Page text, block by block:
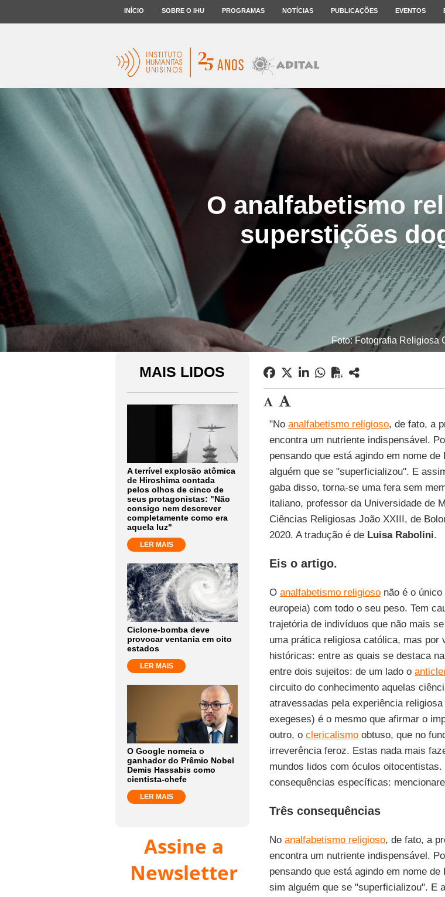
INÍCIO SOBRE O IHU PROGRAMAS NOTÍCIAS PUBLICAÇÕES EVENTOS
O analfabetismo
superstições
Foto: Fotografia Religiosa
MAIS LIDOS
A terrível explosão atômica
de Hiroshima contada
pelos olhos de cinco de
seus protagonistas: "Não
consigo nem descrever
completamente como era
aquela luz"
LER MAIS
Ciclone-bomba deve
provocar ventania em oito
estados
LER MAIS
O Google nomeia o
ganhador do Prêmio Nobel
Demis Hassabis como
cientista-chefe
LER MAIS
Assine a
Newsletter
"No analfabetismo religioso, de fato, a
encontra um nutriente indispensável.
pensando que está agindo em nome
alguém que se "superficializou". E
gaba disso, torna-se uma fera sem
italiano, professor da Universidade de
Ciências Religiosas João XXIII, de
2020. A tradução é de Luisa Rabolini.
Eis o artigo.
O analfabetismo religiosonão é o único
europeia) com todo o seu peso. Tem
trajetória de indivíduos que não mais
uma prática religiosa católica, mas
históricas: entre as quais se destaca na
entre dois sujeitos: de um lado o
circuito do conhecimento aquelas
atravessadas pela experiência
exegeses) é o mesmo que afirmar o
outro, o clericalismoobtuso, que no
irreverência feroz. Estas nada mais
mundos lidos com óculos oitocentistas.
consequências específicas:
Três consequências
No analfabetismo religioso, de fato, a
encontra um nutriente indispensável.
pensando que está agindo em nome
sim alguém que se "superficializou". E